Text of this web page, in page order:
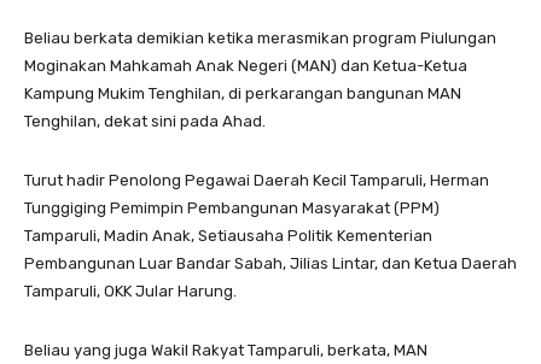
Beliau berkata demikian ketika merasmikan program Piulungan
Moginakan Mahkamah Anak Negeri (MAN) dan Ketua-Ketua
Kampung Mukim Tenghilan, di perkarangan bangunan MAN
Tenghilan, dekat sini pada Ahad.
Turut hadir Penolong Pegawai Daerah Kecil Tamparuli, Herman
Tunggiging Pemimpin Pembangunan Masyarakat (PPM)
Tamparuli, Madin Anak, Setiausaha Politik Kementerian
Pembangunan Luar Bandar Sabah, Jilias Lintar, dan Ketua Daerah
Tamparuli, OKK Jular Harung.
Beliau yang juga Wakil Rakyat Tamparuli, berkata, MAN